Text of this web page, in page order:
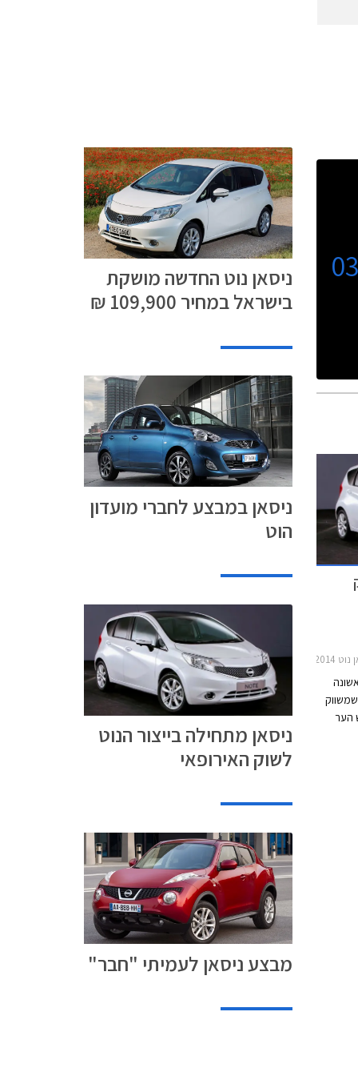
2014
חדש שמשווק
הער
ניסאן נוט החדשה מושקת
בישראל במחיר 109,900 ₪
ניסאן במבצע לחברי מועדון
הוט
ניסאן מתחילה בייצור הנוט
לשוק האירופאי
מבצע ניסאן לעמיתי "חבר"